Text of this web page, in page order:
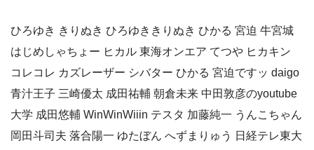
ひろゆき きりぬき ひろゆききりぬき ひかる 宮迫 牛宮城
はじめしゃちょー ヒカル 東海オンエア てつや ヒカキン
コレコレ カズレーザー シバター ひかる 宮迫ですッ daigo
青汁王子 三崎優太 成田祐輔 朝倉未来 中田敦彦のyoutube
大学 成田悠輔 WinWinWiiin テスタ 加藤純一 うんこちゃん
岡田斗司夫 落合陽一 ゆたぼん へずまりゅう 日経テレ東大